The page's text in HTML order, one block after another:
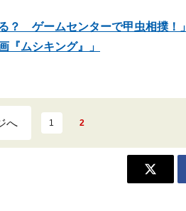
？ ゲームセンターで甲虫相撲！」
『ムシキング』」
へ 1 2